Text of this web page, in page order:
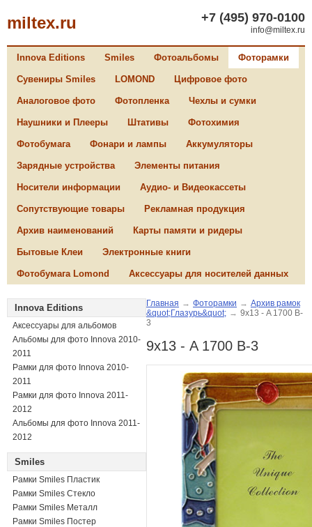
miltex.ru +7 (495) 970-0100
info@miltex.ru
Innova Editions Smiles Фотоальбомы Фоторамки
Сувениры Smiles LOMOND Цифровое фото
Аналоговое фото Фотопленка Чехлы и сумки
Наушники и Плееры Штативы Фотохимия
Фотобумага Фонари и лампы Аккумуляторы
Зарядные устройства Элементы питания
Носители информации Аудио- и Видеокассеты
Сопутствующие товары Рекламная продукция
Архив наименований Карты памяти и ридеры
Бытовые Клеи Электронные книги
Фотобумага Lomond Аксессуары для носителей данных
Innova Editions
Аксессуары для альбомов
Альбомы для фото Innova 2010-
2011
Рамки для фото Innova 2010-
2011
Рамки для фото Innova 2011-
2012
Альбомы для фото Innova 2011-
2012
Smiles
Рамки Smiles Пластик
Рамки Smiles Стекло
Рамки Smiles Металл
Рамки Smiles Постер
Главная → Фоторамки → Архив рамок
&quot;Глазурь&quot; → 9х13 - A 1700 B-
3
9х13 - A 1700 B-3